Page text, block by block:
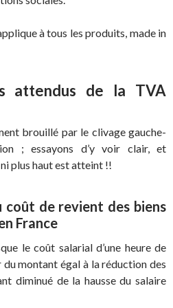
à tous les produits, made in
attendus de la TVA
brouillé par le clivage gauche-
; essayons d’y voir clair, et
plus haut est atteint !!
coût de revient des biens
France
le coût salarial d’une heure de
montant égal à la réduction des
diminué de la hausse du salaire